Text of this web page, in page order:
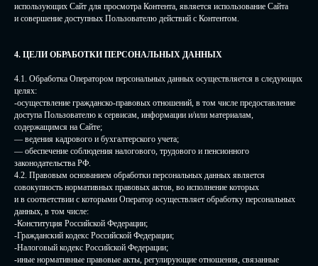
использующих Сайт для просмотра Контента, является использование Сайта
и совершение доступных Пользователю действий с Контентом.
4. ЦЕЛИ ОБРАБОТКИ ПЕРСОНАЛЬНЫХ ДАННЫХ
4.1. Обработка Оператором персональных данных осуществляется в следующих
целях:
-осуществление гражданско-правовых отношений, в том числе предоставление
доступа Пользователю к сервисам, информации и/или материалам,
содержащимся на Сайте;
— ведения кадрового и бухгалтерского учета;
— обеспечение соблюдения налогового, трудового и пенсионного
законодательства РФ.
4.2. Правовым основанием обработки персональных данных является
совокупность нормативных правовых актов, во исполнение которых
и в соответствии с которыми Оператор осуществляет обработку персональных
данных, в том числе:
-Конституция Российской Федерации;
-Гражданский кодекс Российской Федерации;
-Налоговый кодекс Российской Федерации;
-иные нормативные правовые акты, регулирующие отношения, связанные